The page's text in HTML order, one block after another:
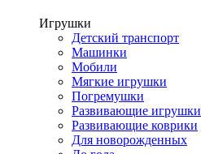
Игрушки
Детский транспорт
Машинки
Мобили
Мягкие игрушки
Погремушки
Развивающие игрушки
Развивающие коврики
Для новорожденных